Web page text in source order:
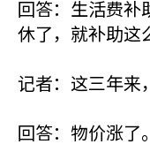
回答：生活费补
休了，就补助这
记者：这三年来
回答：物价涨了。